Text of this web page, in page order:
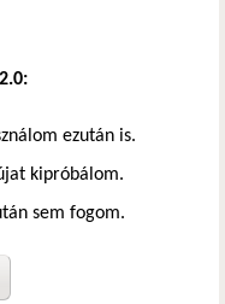
ezután is.
kipróbálom.
sem fogom.